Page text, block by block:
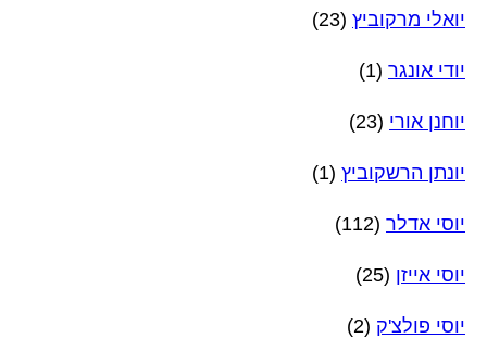
יואלי מרקוביץ (23)
יודי אונגר (1)
יוחנן אורי (23)
יונתן הרשקוביץ (1)
יוסי אדלר (112)
יוסי אייזן (25)
יוסי פולצ'ק (2)